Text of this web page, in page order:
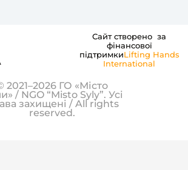
Сайт створено за
фінансової
підтримкиLifting Hands
International
2021–2026 ГО «Місто
/ NGO “Misto Syly”. Усі
захищені / All rights
reserved.